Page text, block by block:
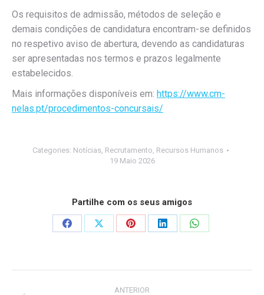
Os requisitos de admissão, métodos de seleção e
demais condições de candidatura encontram-se definidos
no respetivo aviso de abertura, devendo as candidaturas
ser apresentadas nos termos e prazos legalmente
estabelecidos.
Mais informações disponíveis em: https://www.cm-
nelas.pt/procedimentos-concursais/
Categories: Notícias, Recrutamento, Recursos Humanos
19 Maio 2026
Partilhe com os seus amigos
Share
Share
Share
Share
Share
ANTERIOR